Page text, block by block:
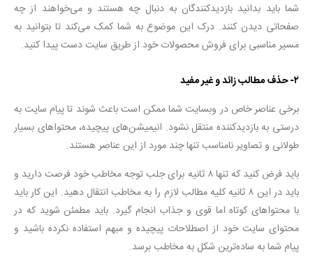
شما باید بدانید بازدیدکنندگان به دنبال چه هستند و می‌خواهند از چه
صفحاتی دیدن کنند. درک این موضوع به شما کمک می‌کند تا بتوانید به
مسیر مناسبی برای فروش محصولات خود از طریق سایت دست پیدا کنید.
۲- حذف مطالب زائد و غیر مفید
برخی عناصر خاص در وبسایت شما ممکن است باعث شوند تا پیام سایت به
درستی به بازدیدکننده منتقل نشود. انیمیشن‌های پیچیده، محتواهای بسیار
طولانی و تصاویر نامناسب تنها چند مورد از این عناصر هستند.
باید فرض کنید که تنها ۸ ثانیه برای جلب توجه مخاطب خود فرصت دارید و
باید در این ۸ ثانیه کلیه مطالب لازم را به مخاطب انتقال دهید. این کار باید
با محتواهای کوتاه اما قوی و جذاب انجام گیرد. باید مطمئن شوید که در
محتوای سایت خود از اصطلاحات پیچیده و مبهم استفاده نکرده باشید و
پیام شما به ساده‌ترین شکل به مخاطب برسد.